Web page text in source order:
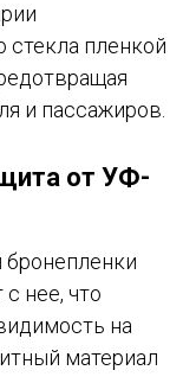
стекла пленкой
и пассажиров.
от УФ-
бронепленки
нее, что
на
материал